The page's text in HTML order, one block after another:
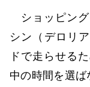
ショッピング
シン（デロリ
ドで走らせる
中の時間を選ば